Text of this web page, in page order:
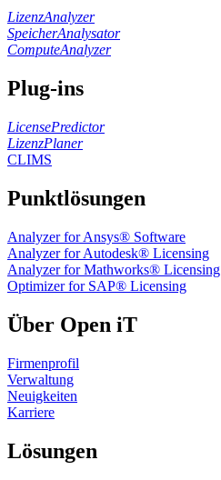
LizenzAnalyzer
SpeicherAnalysator
ComputeAnalyzer
Plug-ins
LicensePredictor
LizenzPlaner
CLIMS
Punktlösungen
Analyzer for Ansys® Software
Analyzer for Autodesk® Licensing
Analyzer for Mathworks® Licensing
Optimizer for SAP® Licensing
Über Open iT
Firmenprofil
Verwaltung
Neuigkeiten
Karriere
Lösungen